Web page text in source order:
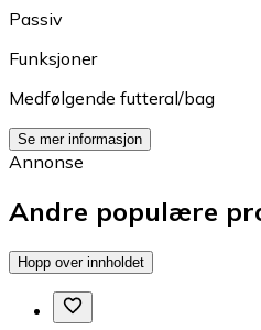
Passiv
Funksjoner
Medfølgende futteral/bag
Se mer informasjon
Annonse
Andre populære
Hopp over innholdet